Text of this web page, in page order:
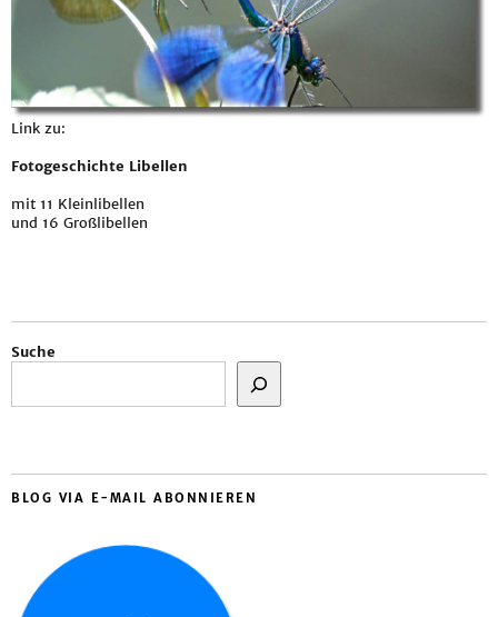
Link zu:
Fotogeschichte Libellen
mit 11 Kleinlibellen
und 16 Großlibellen
Suche
BLOG VIA E-MAIL ABONNIEREN